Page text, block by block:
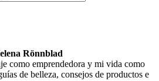
Rönnblad
como emprendedora y mi vida como
de belleza, consejos de productos e